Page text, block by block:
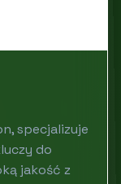
specjalizuje
do
jakość z